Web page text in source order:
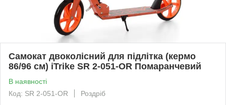
Самокат двоколісний для підлітка (кермо
86/96 см) iTrike SR 2-051-OR Помаранчевий
В наявності
Код: SR 2-051-OR
Роздріб